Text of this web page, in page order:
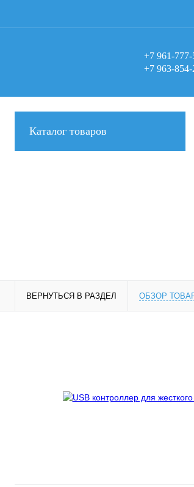
+7 961-
+7 963-
Каталог товаров
ВЕРНУТЬСЯ В РАЗДЕЛ ОБЗОР